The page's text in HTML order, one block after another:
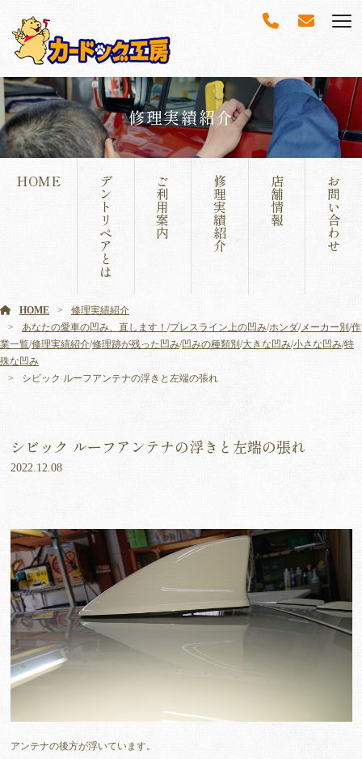
修理実績紹介
HOME デ
ン
ト
リ
ペ
ア
と
は
ご
利
用
案
内
修
理
実
績
紹
介
店
舗
情
報
お
問
い
合
わ
せ
HOME
修理実績紹介
あなたの愛車の凹み、直します！ /プレスライン上の凹み/ホンダ/メーカー別 /作
業一覧/修理実績紹介/修理跡が残った凹み/凹みの種類別 /大きな凹み/小さな凹み/特
殊な凹み
シビック ルーフアンテナの浮きと左端の張れ
シビック ルーフアンテナの浮きと左端の張れ
2022.12.08
アンテナの後方が浮いています。